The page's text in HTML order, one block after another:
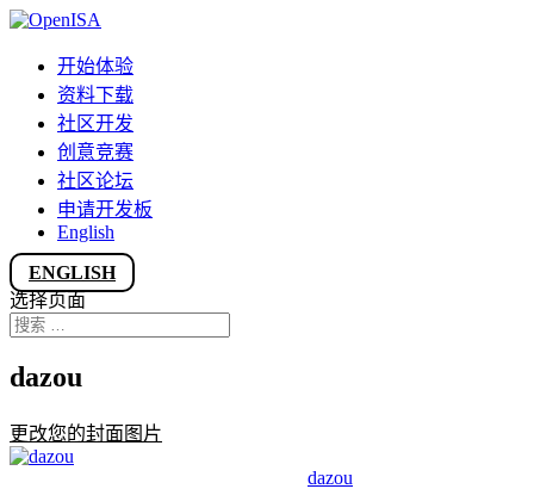
开始体验
资料下载
社区开发
创意竞赛
社区论坛
申请开发板
English
ENGLISH
选择页面
dazou
更改您的封面图片
dazou